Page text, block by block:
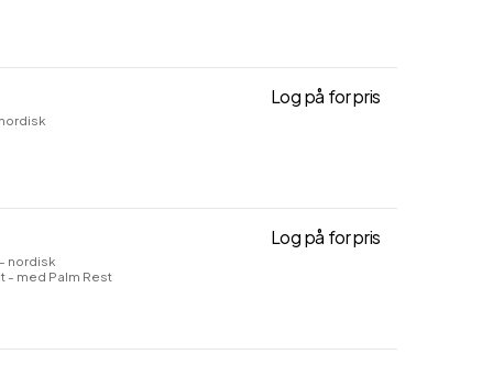
Log på for pris
nordisk
med Palm Rest
Log på for pris